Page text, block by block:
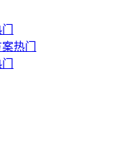
案热门